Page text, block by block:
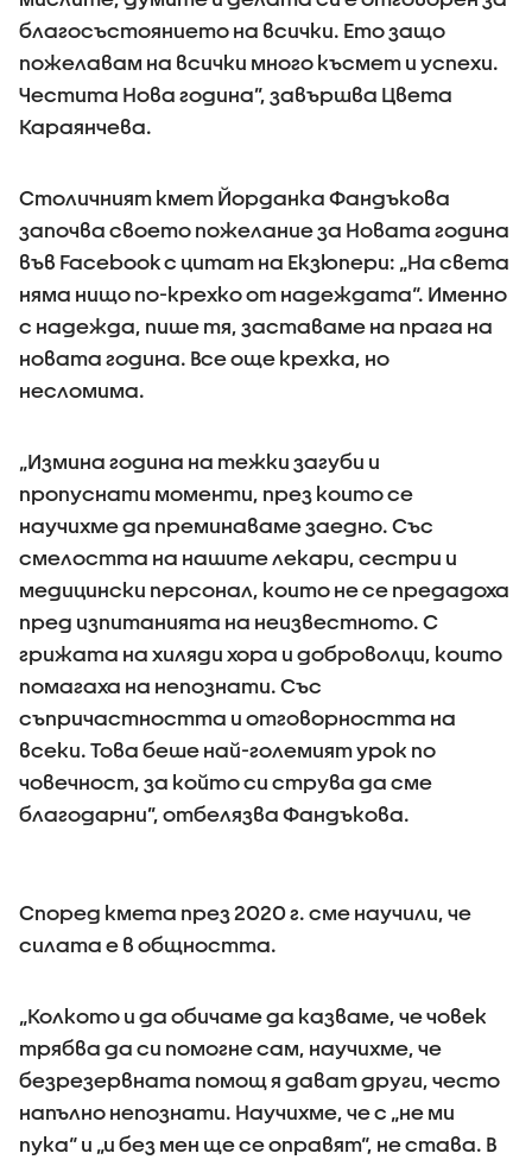
благосъстоянието на всички. Ето защо
пожелавам на всички много късмет и успехи.
Честита Нова година”, завършва Цвета
Караянчева.
Столичният кмет Йорданка Фандъкова
започва своето пожелание за Новата година
във Facebook с цитат на Екзюпери: „На света
няма нищо по-крехко от надеждата“. Именно
с надежда, пише тя, заставаме на прага на
новата година. Все още крехка, но
несломима.
„Измина година на тежки загуби и
пропуснати моменти, през които се
научихме да преминаваме заедно. Със
смелостта на нашите лекари, сестри и
медицински персонал, които не се предадоха
пред изпитанията на неизвестното. С
грижата на хиляди хора и доброволци, които
помагаха на непознати. Със
съпричастността и отговорността на
всеки. Това беше най-големият урок по
човечност, за който си струва да сме
благодарни”, отбелязва Фандъкова.
Според кмета през 2020 г. сме научили, че
силата е в общността.
„Колкото и да обичаме да казваме, че човек
трябва да си помогне сам, научихме, че
безрезервната помощ я дават други, често
напълно непознати. Научихме, че с „не ми
пука“ и „и без мен ще се оправят“, не става. В